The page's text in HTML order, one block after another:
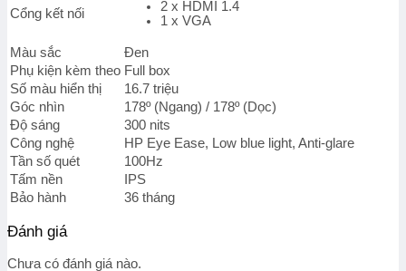
số
Cổng kết nối
2 x HDMI 1.4
1 x VGA
Màu sắc
Đen
Phụ kiện kèm theo Full box
Số màu hiển thị
16.7 triệu
Góc nhìn
178º (Ngang) / 178º (Dọc)
Độ sáng
300 nits
Công nghệ
HP Eye Ease, Low blue light, Anti-glare
Tần số quét
100Hz
Tấm nền
IPS
Bảo hành
36 tháng
Đánh giá
Chưa có đánh giá nào.